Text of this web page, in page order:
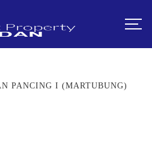
PANCING I (MARTUBUNG)